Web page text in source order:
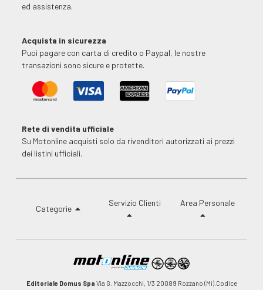
ed assistenza.
Acquista in sicurezza
Puoi pagare con carta di credito o Paypal, le nostre
transazioni sono sicure e protette.
Rete di vendita ufficiale
Su Motonline acquisti solo da rivenditori autorizzati ai prezzi
dei listini ufficiali.
Categorie
Servizio Clienti Area Personale
Editoriale Domus Spa Via G. Mazzocchi, 1/3 20089 Rozzano (Mi).Codice